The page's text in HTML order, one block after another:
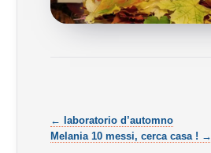
← laboratorio d’automno
Melania 10 messi, cerca casa ! →